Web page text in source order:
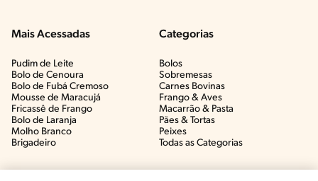
Mais Acessadas
Pudim de Leite
Bolo de Cenoura
Bolo de Fubá Cremoso
Mousse de Maracujá
Fricassê de Frango
Bolo de Laranja
Molho Branco
Brigadeiro
Categorias
Bolos
Sobremesas
Carnes Bovinas​
Frango & Aves​
Macarrão & Pasta​
Pães & Tortas​
Peixes
Todas as Categorias